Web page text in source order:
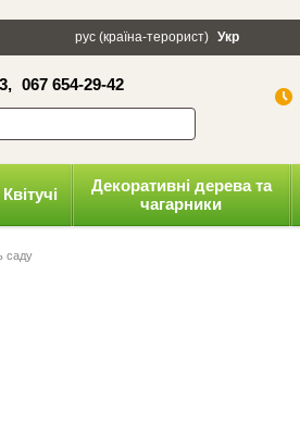
Політика конфіденційності
рус (країна-терорист) Укр
067 654-29-42
Квітучі
Декоративні дерева та
чагарники
саду